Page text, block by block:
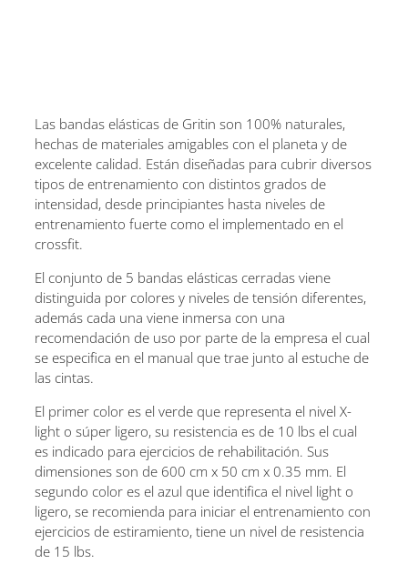
Las bandas elásticas de Gritin son 100% naturales,
hechas de materiales amigables con el planeta y de
excelente calidad. Están diseñadas para cubrir diversos
tipos de entrenamiento con distintos grados de
intensidad, desde principiantes hasta niveles de
entrenamiento fuerte como el implementado en el
crossfit.
El conjunto de 5 bandas elásticas cerradas viene
distinguida por colores y niveles de tensión diferentes,
además cada una viene inmersa con una
recomendación de uso por parte de la empresa el cual
se especifica en el manual que trae junto al estuche de
las cintas.
El primer color es el verde que representa el nivel X-
light o súper ligero, su resistencia es de 10 lbs el cual
es indicado para ejercicios de rehabilitación. Sus
dimensiones son de 600 cm x 50 cm x 0.35 mm. El
segundo color es el azul que identifica el nivel light o
ligero, se recomienda para iniciar el entrenamiento con
ejercicios de estiramiento, tiene un nivel de resistencia
de 15 lbs.